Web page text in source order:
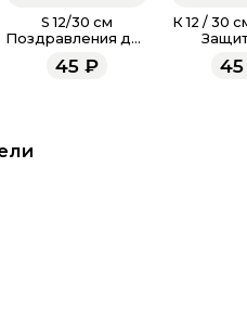
S 12/30 см
Поздравления для
Пастель
45₽
К 12 / 30
45